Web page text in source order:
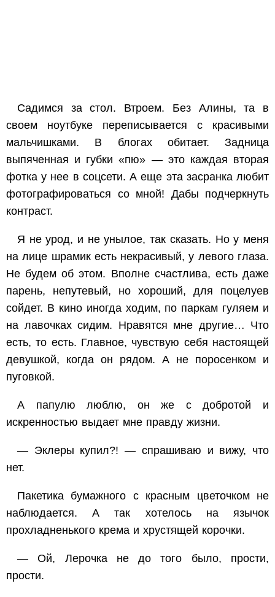
Садимся за стол. Втроем. Без Алины, та в
своем ноутбуке переписывается с красивыми
мальчишками. В блогах обитает. Задница
выпяченная и губки «пю» — это каждая вторая
фотка у нее в соцсети. А еще эта засранка любит
фотографироваться со мной! Дабы подчеркнуть
контраст.
Я не урод, и не унылое, так сказать. Но у меня
на лице шрамик есть некрасивый, у левого глаза.
Не будем об этом. Вполне счастлива, есть даже
парень, непутевый, но хороший, для поцелуев
сойдет. В кино иногда ходим, по паркам гуляем и
на лавочках сидим. Нравятся мне другие… Что
есть, то есть. Главное, чувствую себя настоящей
девушкой, когда он рядом. А не поросенком и
пуговкой.
А папулю люблю, он же с добротой и
искренностью выдает мне правду жизни.
— Эклеры купил?! — спрашиваю и вижу, что
нет.
Пакетика бумажного с красным цветочком не
наблюдается. А так хотелось на язычок
прохладненького крема и хрустящей корочки.
— Ой, Лерочка не до того было, прости,
прости.